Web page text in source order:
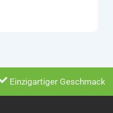
Einzigartiger Geschmack